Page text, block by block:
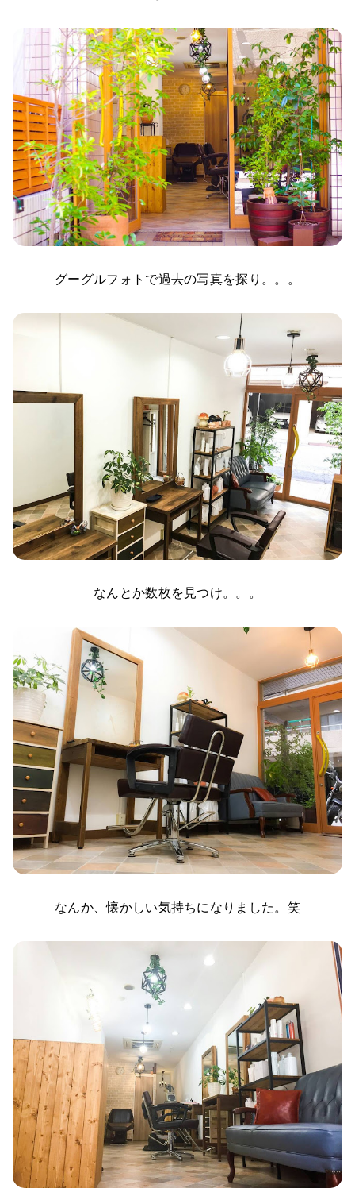
グーグルフォトで過去の写真を探り。。。
なんとか数枚を見つけ。。。
なんか、懐かしい気持ちになりました。笑